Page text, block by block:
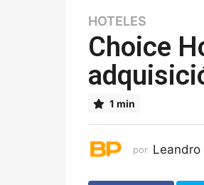
4
a
ñ
o
s
4
o
HOTELES
Choice
1 min
por Leandro